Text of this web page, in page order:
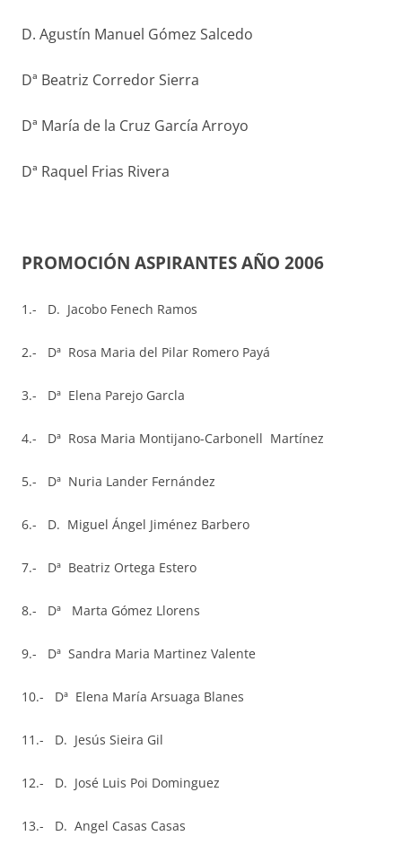
D. Agustín Manuel Gómez Salcedo
Dª Beatriz Corredor Sierra
Dª María de la Cruz García Arroyo
Dª Raquel Frias Rivera
PROMOCIÓN ASPIRANTES AÑO 2006
1.- D. Jacobo Fenech Ramos
2.- Dª Rosa Maria del Pilar Romero Payá
3.- Dª Elena Parejo Garcla
4.- Dª Rosa Maria Montijano-Carbonell Martínez
5.- Dª Nuria Lander Fernández
6.- D. Miguel Ángel Jiménez Barbero
7.- Dª Beatriz Ortega Estero
8.- Dª Marta Gómez Llorens
9.- Dª Sandra Maria Martinez Valente
10.- Dª Elena María Arsuaga Blanes
11.- D. Jesús Sieira Gil
12.- D. José Luis Poi Dominguez
13.- D. Angel Casas Casas